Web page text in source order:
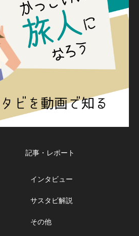
記事・レポート
インタビュー
サスタビ解説
その他